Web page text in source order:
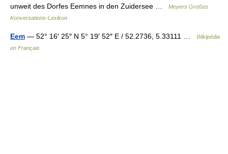
unweit des Dorfes Eemnes in den Zuidersee …
Meyers Großes
Konversations-Lexikon
Eem — 52° 16′ 25″ N 5° 19′ 52″ E / 52.2736, 5.33111 …
Wikipédia
en Français